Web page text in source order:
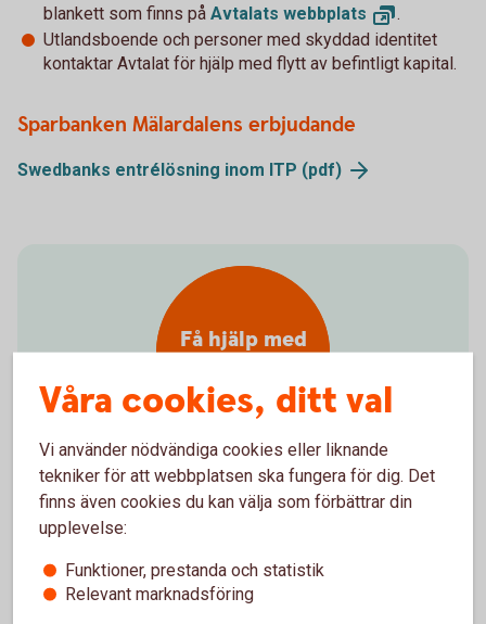
blankett som finns på Avtalats webbplats
.
Utlandsboende och personer med skyddad identitet
kontaktar Avtalat för hjälp med flytt av befintligt kapital.
Sparbanken Mälardalens erbjudande
Swedbanks entrélösning inom ITP (pdf)
Hjälp att flytta tjänstepension
Vill du samla din pension hos oss och få en bättre
överblick? Vi kan inte flytta din tjänstepension åt dig,
Få hjälp med
Våra cookies, ditt val
Vi använder nödvändiga cookies eller liknande
tekniker för att webbplatsen ska fungera för dig. Det
finns även cookies du kan välja som förbättrar din
upplevelse:
Funktioner, prestanda och statistik
Relevant marknadsföring